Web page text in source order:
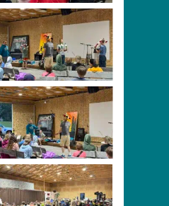
Juggling in Juniors
No Caption
Primary Division